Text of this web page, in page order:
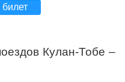
Кулан-Тобе –